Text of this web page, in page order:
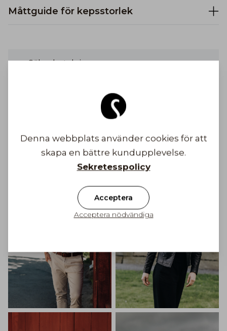
Måttguide för kepsstorlek
Säkra betalningar
Gratis frakt till Finland på ordrar över 100€
Bli inspirerad
Denna webbplats använder cookies för att
skapa en bättre kundupplevelse.
Sekretesspolicy
Acceptera
Acceptera nödvändiga